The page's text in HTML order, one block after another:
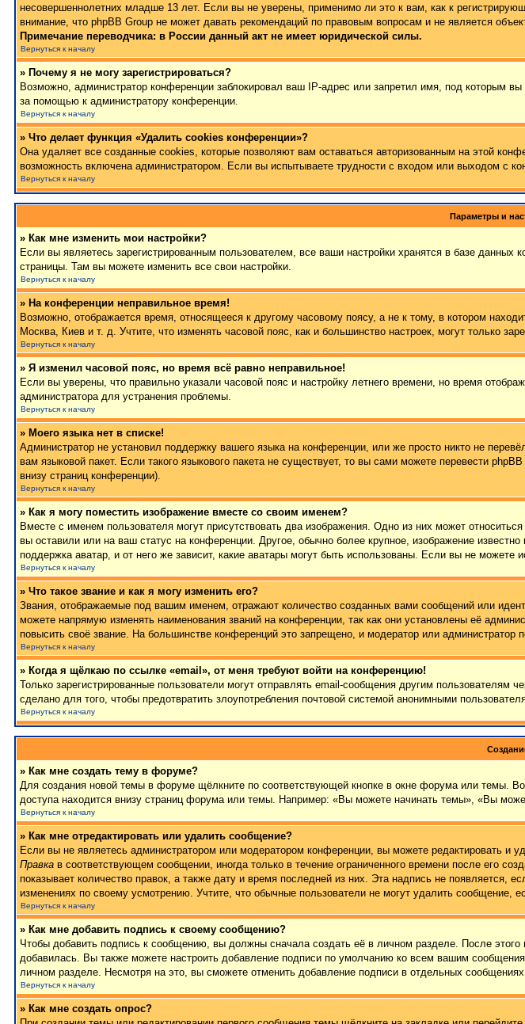
несовершеннолетних младше 13 лет. Если вы не уверены, применимо ли это к вам, как к
внимание, что phpBB Group не может давать рекомендаций по правовым вопросам и не является
Примечание переводчика: в России данный акт не имеет юридической силы.
Вернуться к началу
» Почему я не могу зарегистрироваться?
Возможно, администратор конференции заблокировал ваш IP-адрес или запретил имя, под которым
за помощью к администратору конференции.
Вернуться к началу
» Что делает функция «Удалить cookies конференции»?
Она удаляет все созданные cookies, которые позволяют вам оставаться авторизованным на этой
возможность включена администратором. Если вы испытываете трудности с входом или выходом с
Вернуться к началу
Параметры и
» Как мне изменить мои настройки?
Если вы являетесь зарегистрированным пользователем, все ваши настройки хранятся в базе
страницы. Там вы можете изменить все свои настройки.
Вернуться к началу
» На конференции неправильное время!
Возможно, отображается время, относящееся к другому часовому поясу, а не к тому, в котором
Москва, Киев и т. д. Учтите, что изменять часовой пояс, как и большинство настроек, могут только
Вернуться к началу
» Я изменил часовой пояс, но время всё равно неправильное!
Если вы уверены, что правильно указали часовой пояс и настройку летнего времени, но время
администратора для устранения проблемы.
Вернуться к началу
» Моего языка нет в списке!
Администратор не установил поддержку вашего языка на конференции, или же просто никто не
вам языковой пакет. Если такого языкового пакета не существует, то вы сами можете перевести
внизу страниц конференции).
Вернуться к началу
» Как я могу поместить изображение вместе со своим именем?
Вместе с именем пользователя могут присутствовать два изображения. Одно из них может
вы оставили или на ваш статус на конференции. Другое, обычно более крупное, изображение
поддержка аватар, и от него же зависит, какие аватары могут быть использованы. Если вы не
Вернуться к началу
» Что такое звание и как я могу изменить его?
Звания, отображаемые под вашим именем, отражают количество созданных вами сообщений или
можете напрямую изменять наименования званий на конференции, так как они установлены её
повысить своё звание. На большинстве конференций это запрещено, и модератор или администратор
Вернуться к началу
» Когда я щёлкаю по ссылке «email», от меня требуют войти на конференцию!
Только зарегистрированные пользователи могут отправлять email-сообщения другим
сделано для того, чтобы предотвратить злоупотребления почтовой системой анонимными
Вернуться к началу
» Как мне создать тему в форуме?
Для создания новой темы в форуме щёлкните по соответствующей кнопке в окне форума или темы.
доступа находится внизу страниц форума или темы. Например: «Вы можете начинать темы», «Вы
Вернуться к началу
» Как мне отредактировать или удалить сообщение?
Если вы не являетесь администратором или модератором конференции, вы можете редактировать и
Правка в соответствующем сообщении, иногда только в течение ограниченного времени после его
показывает количество правок, а также дату и время последней из них. Эта надпись не появляется,
изменениях по своему усмотрению. Учтите, что обычные пользователи не могут удалить сообщение,
Вернуться к началу
» Как мне добавить подпись к своему сообщению?
Чтобы добавить подпись к сообщению, вы должны сначала создать её в личном разделе. После
добавилась. Вы также можете настроить добавление подписи по умолчанию ко всем вашим
личном разделе. Несмотря на это, вы сможете отменить добавление подписи в отдельных
Вернуться к началу
» Как мне создать опрос?